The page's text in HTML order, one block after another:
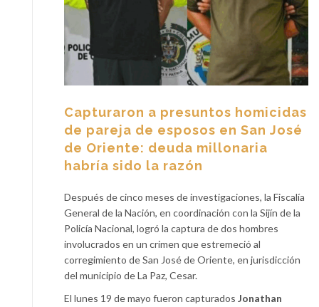
Capturaron a presuntos homicidas
de pareja de esposos en San José
de Oriente: deuda millonaria
habría sido la razón
Después de cinco meses de investigaciones, la Fiscalía
General de la Nación, en coordinación con la Sijín de la
Policía Nacional, logró la captura de dos hombres
involucrados en un crimen que estremeció al
corregimiento de San José de Oriente, en jurisdicción
del municipio de La Paz, Cesar.
El lunes 19 de mayo fueron capturados Jonathan